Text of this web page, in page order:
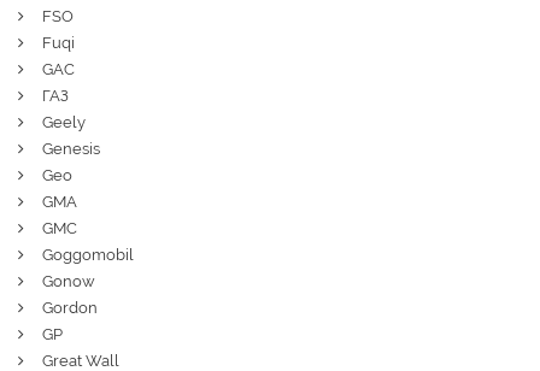
FSO
Fuqi
GAC
ГАЗ
Geely
Genesis
Geo
GMA
GMC
Goggomobil
Gonow
Gordon
GP
Great Wall